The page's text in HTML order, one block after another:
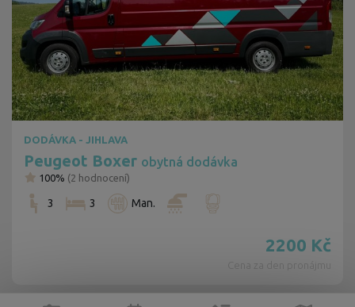
DODÁVKA - JIHLAVA
Peugeot Boxer obytná dodávka
100% (2 hodnocení)
3 3 Man.
2200 Kč
Cena za den pronájmu